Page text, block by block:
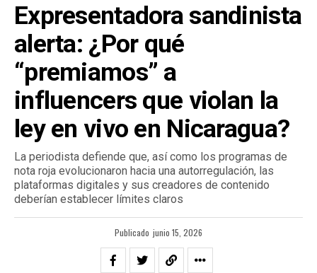
Expresentadora sandinista
alerta: ¿Por qué
“premiamos” a
influencers que violan la
ley en vivo en Nicaragua?
La periodista defiende que, así como los programas de
nota roja evolucionaron hacia una autorregulación, las
plataformas digitales y sus creadores de contenido
deberían establecer límites claros
Publicado junio 15, 2026